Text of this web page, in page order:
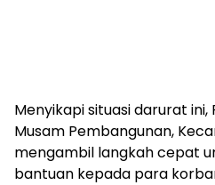
Menyikapi situasi darurat ini,
Musam Pembangunan,
mengambil langkah cepat
bantuan kepada para